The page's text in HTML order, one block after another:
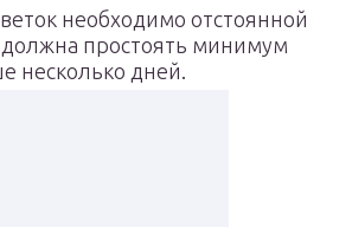
необходимо отстоянной
простоять минимум
несколько дней.